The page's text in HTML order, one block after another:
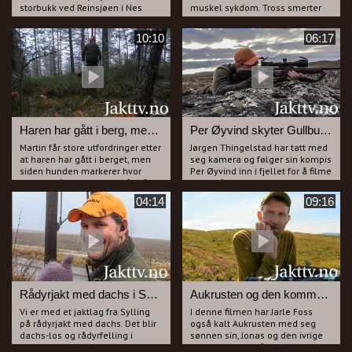
storbukk ved Reinsjøen i Nes
kommune.
Fredrik har arvet en gammel
Mauser etter sin bestefar og vi
får se om den gjør jobben.
På vei ned igjen møter vi en
jeger i 70-åra som også vil
forsøke seg. Vi tar kamera og blir
med ham for å filme.
Hvordan det hele går ser du i
denne filmen.
muskel sykdom. Tross smerter
og et utfordrende gangelag
sliter Ove seg til fjells hvert år.
Vi følger ham på reinsdyrjakt ved
Haglebu og det blir svært
spennende.
10:10
Haren har gått i berg, men Martin kan noen triks.
Martin får store utfordringer etter
at haren har gått i berget, men
siden hunden markerer hvor
haren er finner han en måte å
løse alt sammen på.
Tross sin "unge" alder har Martin
mye erfaring og får haren frem
igjen. Lurer du på hvordan du
skal få en hare ut igjen fra berg
bør du ta en titt på denne filmen.
06:17
Per Øyvind skyter Gullbukk på Vierfjell.
Jørgen Thingelstad har tatt med
seg kamera og følger sin kompis
Per Øyvind inn i fjellet for å filme
jakta på en gullbukk.
Etter noen timer finner de en fin
flokk og en av bukkene er en
gull kandidat.
Hvordan kameramann og jeger
klarer seg får du se og oppleve i
denne filmen.
04:14
Rådyrjakt med dachs i Sylling.
Vi er med et jaktlag fra Sylling
på rådyrjakt med dachs. Det blir
dachs-los og rådyrfelling i
Sylling da Lars har skikkelig
09:16
Aukrusten og den kommende generasjon med jegere på reinsdyrjakt.
I denne filmen har Jarle Foss
også kalt Aukrusten med seg
sønnen sin, Jonas og den ivrige
gutten, Olliver på reinsdyrjakt.